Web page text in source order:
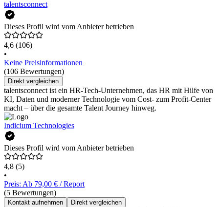
talentsconnect
Dieses Profil wird vom Anbieter betrieben
4,6 (106)
•
Keine Preisinformationen
(106 Bewertungen)
Direkt vergleichen
talentsconnect ist ein HR-Tech-Unternehmen, das HR mit Hilfe von
KI, Daten und moderner Technologie vom Cost- zum Profit-Center
macht – über die gesamte Talent Journey hinweg.
Indicium Technologies
Dieses Profil wird vom Anbieter betrieben
4,8 (5)
•
Preis: Ab 79,00 € / Report
(5 Bewertungen)
Kontakt aufnehmen Direkt vergleichen